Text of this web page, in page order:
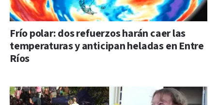
Frío polar: dos refuerzos harán caer las
temperaturas y anticipan heladas en Entre
Ríos